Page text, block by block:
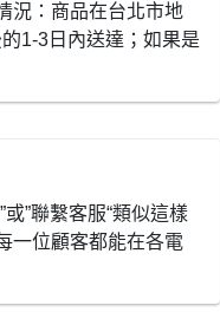
況：商品在台北市地
1-3日內送達；如果是
”聯繫客服“類似這樣
一位顧客都能在各電